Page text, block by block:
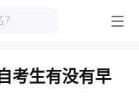
考生有没有早